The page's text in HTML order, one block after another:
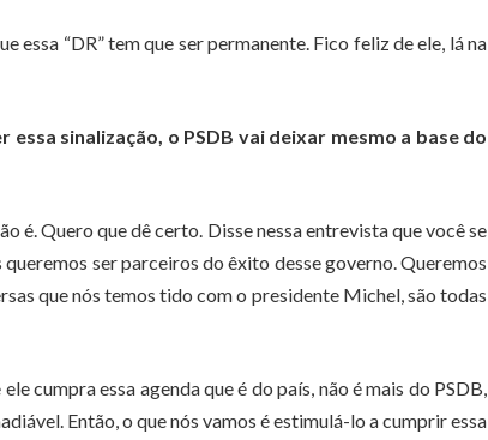
essa “DR” tem que ser permanente. Fico feliz de ele, lá na
sinalização, o PSDB vai deixar mesmo a base do
é. Quero que dê certo. Disse nessa entrevista que você se
ser parceiros do êxito desse governo. Queremos
que nós temos tido com o presidente Michel, são todas
cumpra essa agenda que é do país, não é mais do PSDB,
Então, o que nós vamos é estimulá-lo a cumprir essa